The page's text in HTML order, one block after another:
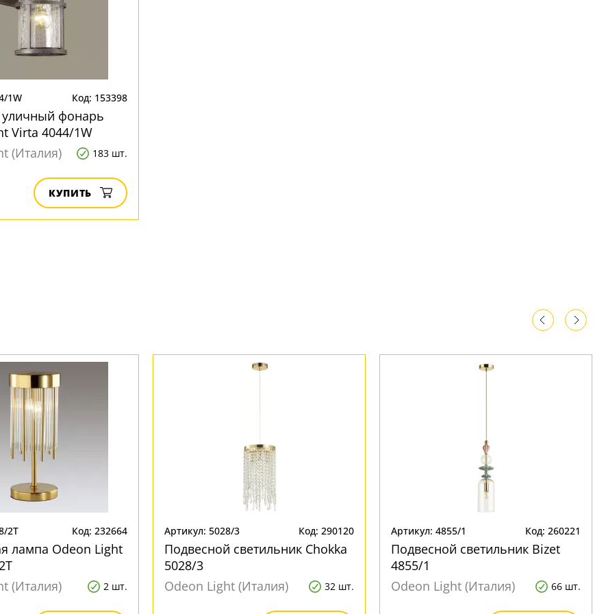
1W Код: 153398
фонарь
Virta 4044/1W
(Италия)
183 шт.
КУПИТЬ
2T Код: 232664
лампа Odeon Light
(Италия)
2 шт.
Артикул: 5028/3 Код: 290120
Подвесной светильник Chokka
5028/3
Odeon Light (Италия)
32 шт.
Артикул: 4855/1 Код: 260221
Подвесной светильник Bizet
4855/1
Odeon Light (Италия)
66 шт.